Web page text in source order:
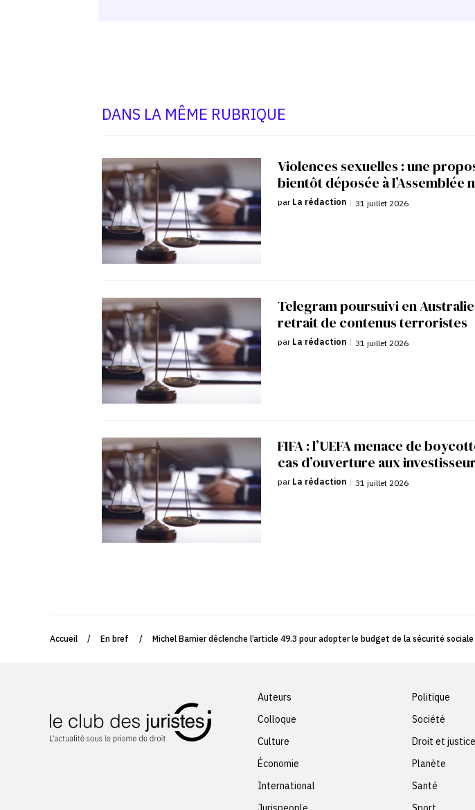
DANS LA MÊME RUBRIQUE
Violences sexuelles : une
bientôt déposée à l’Assemblée
par La rédaction | 31 juillet 2026
Telegram poursuivi en
retrait de contenus terroristes
par La rédaction | 31 juillet 2026
FIFA : l’UEFA menace de
cas d’ouverture aux
par La rédaction | 31 juillet 2026
Accueil / En bref / Michel Barnier déclenche l’article 49.3 pour adopter le budget de la sécurité
Auteurs
Colloque
Culture
Économie
International
Politique
Société
Droit et justice
Planète
Santé